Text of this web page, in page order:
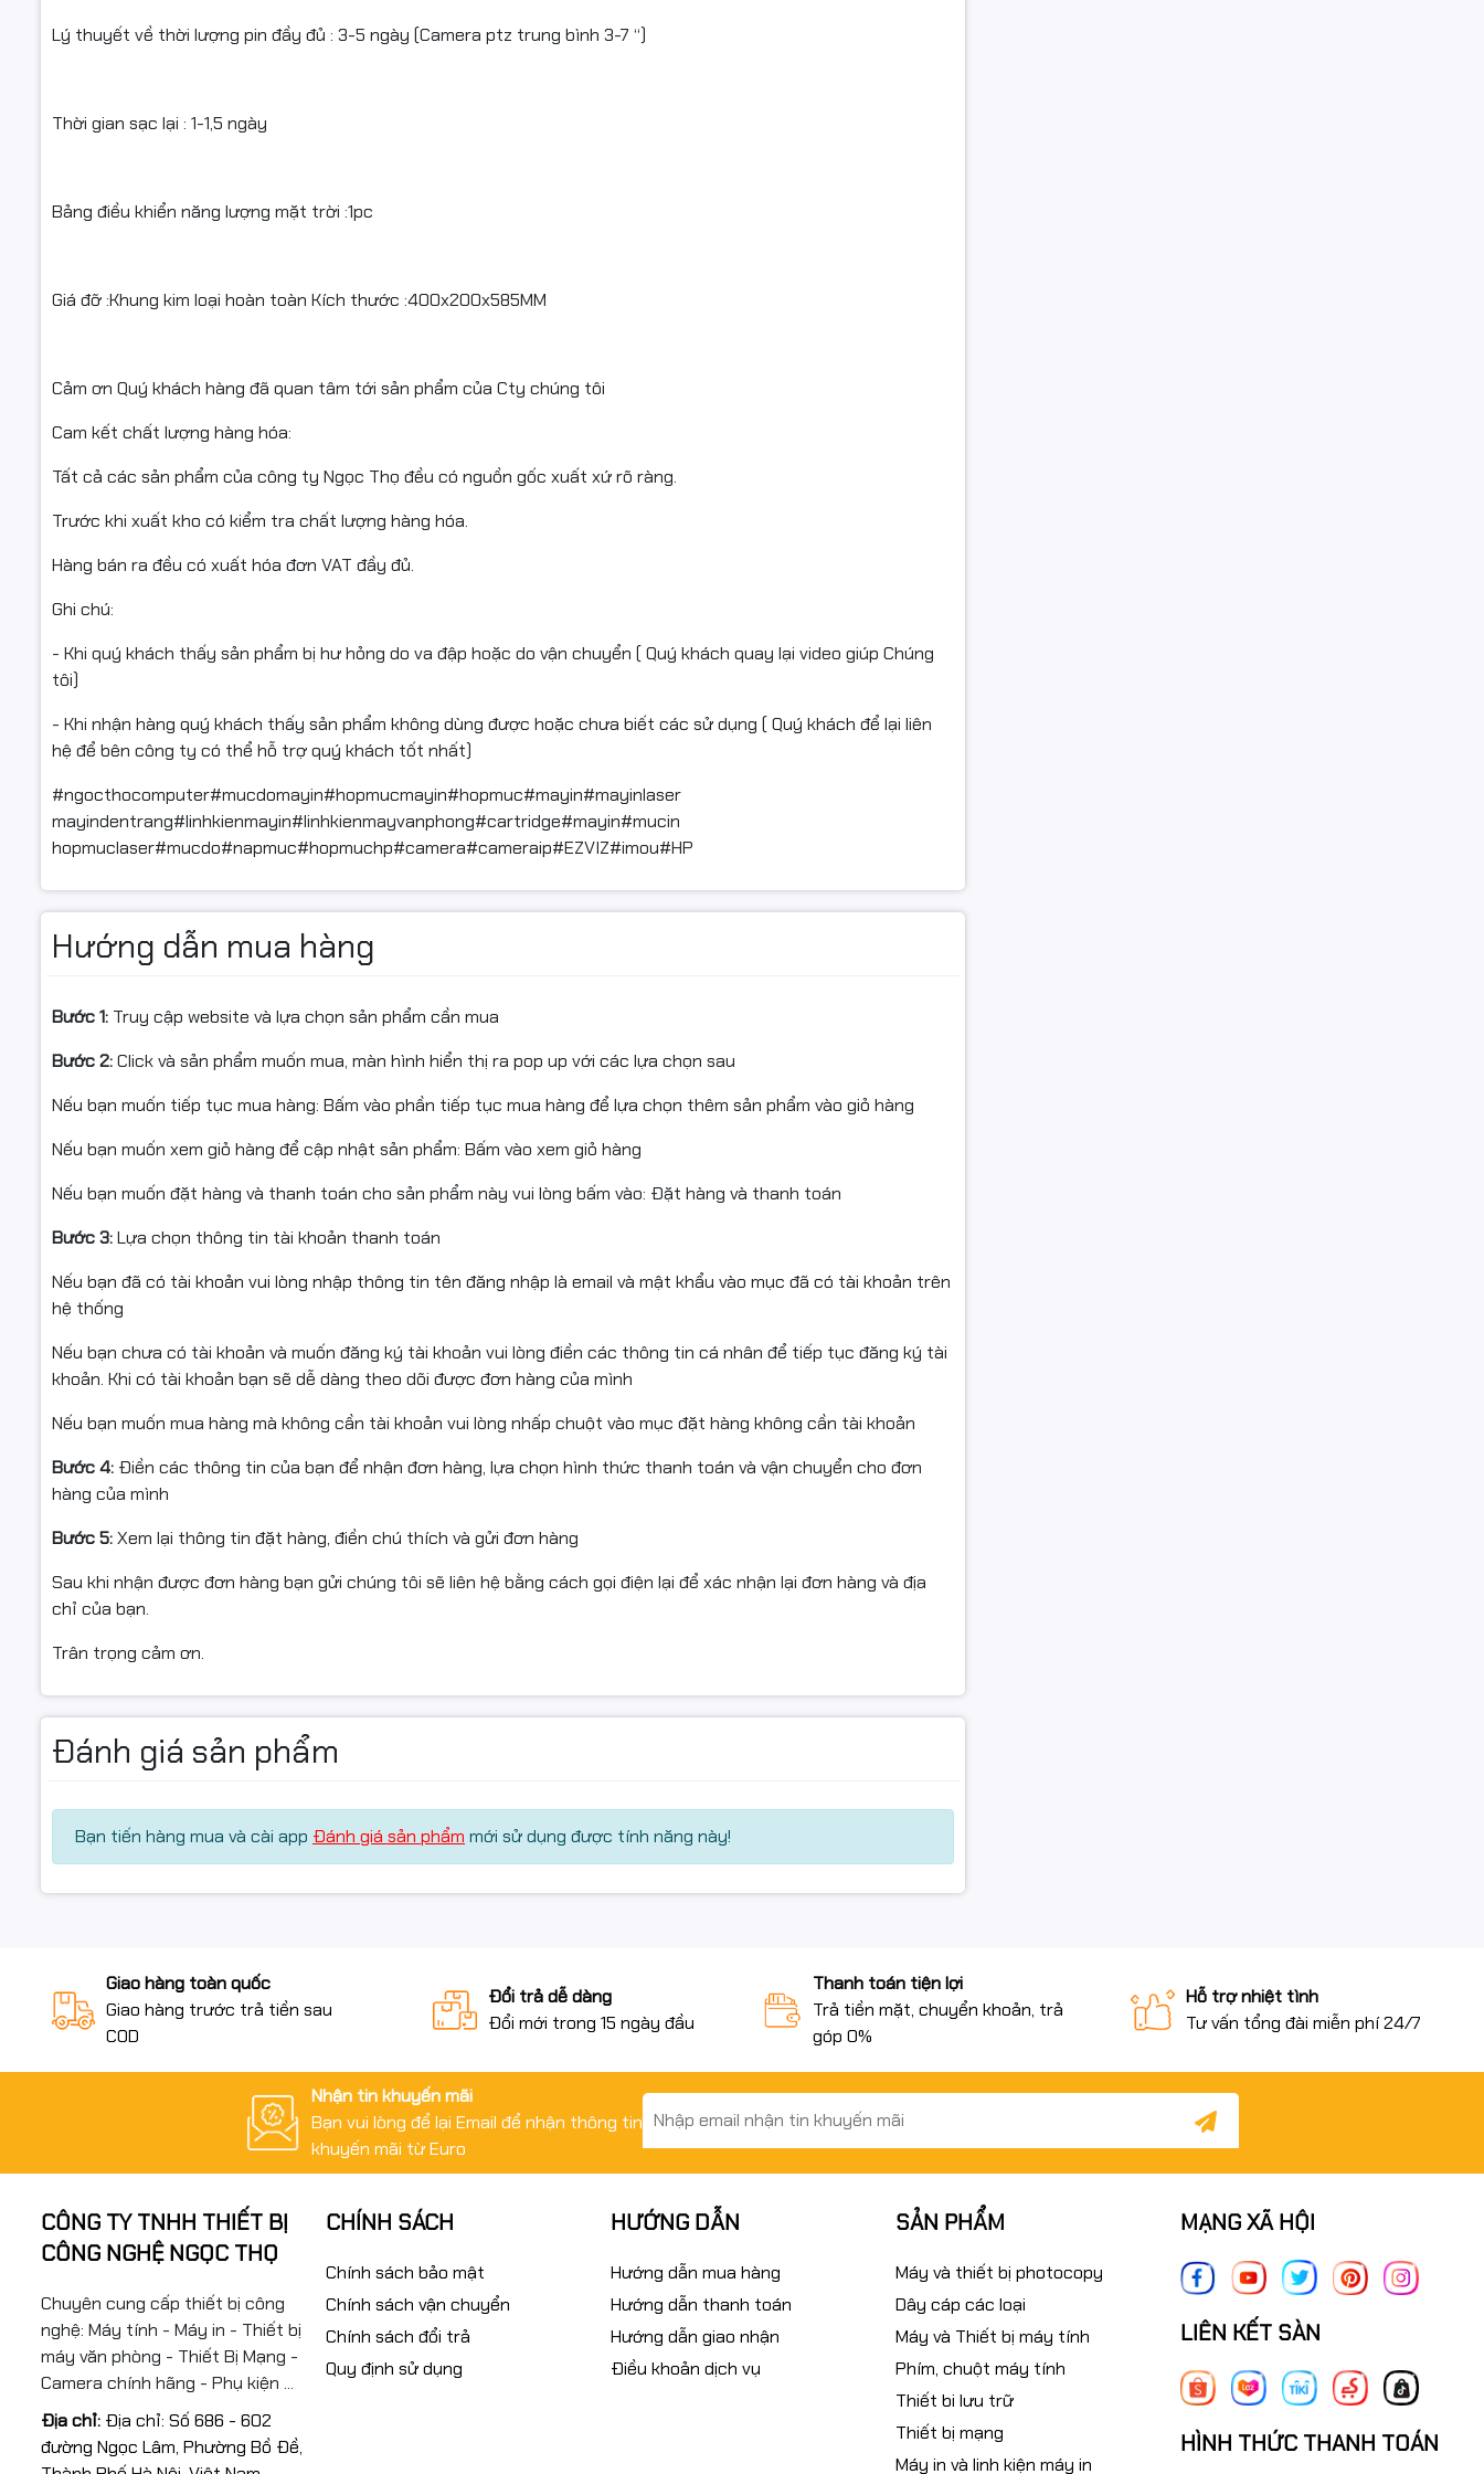
Lý thuyết về thời lượng pin đầy đủ : 3-5 ngày (Camera ptz trung bình 3-7 “)
Thời gian sạc lại : 1-1,5 ngày
Bảng điều khiển năng lượng mặt trời :1pc
Giá đỡ :Khung kim loại hoàn toàn Kích thước :400x200x585MM
Cảm ơn Quý khách hàng đã quan tâm tới sản phẩm của Cty chúng tôi
Cam kết chất lượng hàng hóa:
Tất cả các sản phẩm của công ty Ngọc Thọ đều có nguồn gốc xuất xứ rõ ràng.
Trước khi xuất kho có kiểm tra chất lượng hàng hóa.
Hàng bán ra đều có xuất hóa đơn VAT đầy đủ.
Ghi chú:
- Khi quý khách thấy sản phẩm bị hư hỏng do va đập hoặc do vận chuyển ( Quý khách quay lại video giúp Chúng
tôi)
- Khi nhận hàng quý khách thấy sản phẩm không dùng được hoặc chưa biết các sử dụng ( Quý khách để lại liên
hệ để bên công ty có thể hỗ trợ quý khách tốt nhất)
#ngocthocomputer#mucdomayin#hopmucmayin#hopmuc#mayin#mayinlaser
mayindentrang#linhkienmayin#linhkienmayvanphong#cartridge#mayin#mucin
hopmuclaser#mucdo#napmuc#hopmuchp#camera#cameraip#EZVIZ#imou#HP
Hướng dẫn mua hàng
Bước 1: Truy cập website và lựa chọn sản phẩm cần mua
Bước 2:Click và sản phẩm muốn mua, màn hình hiển thị ra pop up với các lựa chọn sau
Nếu bạn muốn tiếp tục mua hàng: Bấm vào phần tiếp tục mua hàng để lựa chọn thêm sản phẩm vào giỏ hàng
Nếu bạn muốn xem giỏ hàng để cập nhật sản phẩm: Bấm vào xem giỏ hàng
Nếu bạn muốn đặt hàng và thanh toán cho sản phẩm này vui lòng bấm vào: Đặt hàng và thanh toán
Bước 3:Lựa chọn thông tin tài khoản thanh toán
Nếu bạn đã có tài khoản vui lòng nhập thông tin tên đăng nhập là email và mật khẩu vào mục đã có tài khoản trên
hệ thống
Nếu bạn chưa có tài khoản và muốn đăng ký tài khoản vui lòng điền các thông tin cá nhân để tiếp tục đăng ký tài
khoản. Khi có tài khoản bạn sẽ dễ dàng theo dõi được đơn hàng của mình
Nếu bạn muốn mua hàng mà không cần tài khoản vui lòng nhấp chuột vào mục đặt hàng không cần tài khoản
Bước 4: Điền các thông tin của bạn để nhận đơn hàng, lựa chọn hình thức thanh toán và vận chuyển cho đơn
hàng của mình
Bước 5:Xem lại thông tin đặt hàng, điền chú thích và gửi đơn hàng
Sau khi nhận được đơn hàng bạn gửi chúng tôi sẽ liên hệ bằng cách gọi điện lại để xác nhận lại đơn hàng và địa
chỉ của bạn.
Trân trọng cảm ơn.
Đánh giá sản phẩm
Bạn tiến hàng mua và cài app Đánh giá sản phẩm mới sử dụng được tính năng này!
dụng ( Quý khách để lại liên hệ để bên công ty có thể hỗ trợ quý khách tốt nhất)
Giao hàng toàn quốc
Giao hàng trước trả tiền sau
COD
Đổi trả dễ dàng
Đổi mới trong 15 ngày đầu
Thanh toán tiện lợi
Trả tiền mặt, chuyển khoản, trả
góp 0%
Hỗ trợ nhiệt tình
Tư vấn tổng đài miễn phí 24/7
Nhận tin khuyến mãi
Bạn vui lòng để lại Email để nhận thông tin
khuyến mãi từ Euro
CÔNG TY TNHH THIẾT BỊ
CÔNG NGHỆ NGỌC THỌ
Chuyên cung cấp thiết bị công
nghệ: Máy tính - Máy in - Thiết bị
máy văn phòng - Thiết Bị Mạng -
Camera chính hãng - Phụ kiện ...
Địa chỉ: Địa chỉ: Số 686 - 602
đường Ngọc Lâm, Phường Bồ Đề,
CHÍNH SÁCH
Chính sách bảo mật
Chính sách vận chuyển
Chính sách đổi trả
Quy định sử dụng
HƯỚNG DẪN
Hướng dẫn mua hàng
Hướng dẫn thanh toán
Hướng dẫn giao nhận
Điều khoản dịch vụ
SẢN PHẨM
Máy và thiết bị photocopy
Dây cáp các loại
Máy và Thiết bị máy tính
Phím, chuột máy tính
Thiết bi lưu trữ
Thiết bị mạng
Máy in và linh kiện máy in
MẠNG XÃ HỘI
LIÊN KẾT SÀN
HÌNH THỨC THANH TOÁN